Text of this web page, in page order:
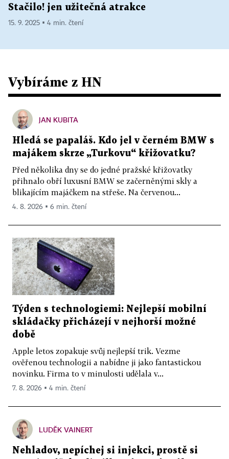
Stačilo! jen užitečná atrakce
15. 9. 2025 ▪ 4 min. čtení
Vybíráme z HN
JAN KUBITA
Hledá se papaláš. Kdo jel v černém BMW s
majákem skrze „Turkovu“ křižovatku?
Před několika dny se do jedné pražské křižovatky
přihnalo obří luxusní BMW se začerněnými skly a
blikajícím majáčkem na střeše. Na červenou...
4. 8. 2026 ▪ 6 min. čtení
Týden s technologiemi: Nejlepší mobilní
skládačky přicházejí v nejhorší možné
době
Apple letos zopakuje svůj nejlepší trik. Vezme
ověřenou technologii a nabídne ji jako fantastickou
novinku. Firma to v minulosti udělala v...
7. 8. 2026 ▪ 4 min. čtení
LUDĚK VAINERT
Nehladov, nepíchej si injekci, prostě si